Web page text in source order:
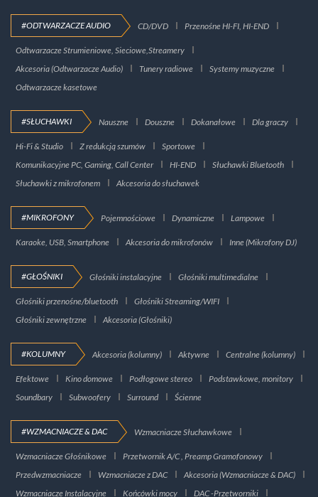
#ODTWARZACZE AUDIO CD/DVD Przenośne HI-FI, HI-END
Odtwarzacze Strumieniowe, Sieciowe,Streamery
Akcesoria (Odtwarzacze Audio)
Tunery radiowe
Systemy muzyczne
Odtwarzacze kasetowe
#SŁUCHAWKI Nauszne Douszne Dokanałowe Dla graczy
Hi-Fi & Studio Z redukcją szumów
Sportowe
Komunikacyjne PC, Gaming, Call Center
HI-END
Słuchawki Bluetooth
Słuchawki z mikrofonem
Akcesoria do słuchawek
#MIKROFONY Pojemnościowe Dynamiczne Lampowe
Karaoke, USB, Smartphone Akcesoria do mikrofonów Inne (Mikrofony DJ)
#GŁOŚNIKI Głośniki instalacyjne Głośniki multimedialne
Głośniki przenośne/bluetooth
Głośniki Streaming/WIFI
Głośniki zewnętrzne
Akcesoria (Głośniki)
#KOLUMNY Akcesoria (kolumny) Aktywne Centralne (kolumny)
Efektowe Kino domowe Podłogowe stereo
Podstawkowe, monitory
Soundbary
Subwoofery Surround Ścienne
#WZMACNIACZE & DAC Wzmacniacze Słuchawkowe
Wzmacniacze Głośnikowe
Przetwornik A/C , Preamp Gramofonowy
Przedwzmacniacze
Wzmacniacze z DAC
Akcesoria (Wzmacniacze & DAC)
Wzmacniacze Instalacyjne
Końcówki mocy DAC -Przetworniki